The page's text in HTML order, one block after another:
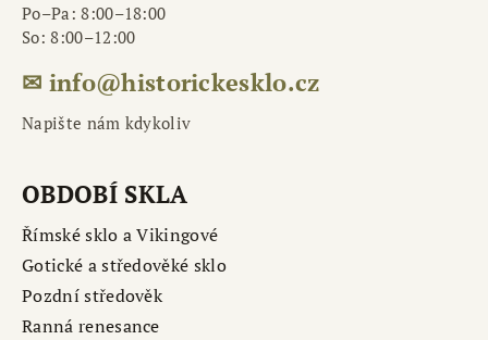
Po–Pa: 8:00–18:00
So: 8:00–12:00
✉ info@historickesklo.cz
Napište nám kdykoliv
OBDOBÍ SKLA
Římské sklo a Vikingové
Gotické a středověké sklo
Pozdní středověk
Ranná renesance